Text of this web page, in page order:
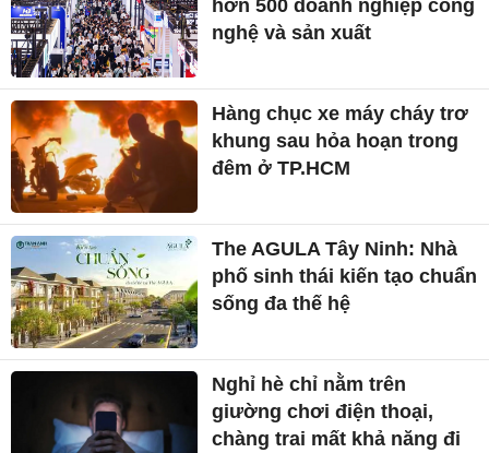
hơn 500 doanh nghiệp công
nghệ và sản xuất
Hàng chục xe máy cháy trơ
khung sau hỏa hoạn trong
đêm ở TP.HCM
The AGULA Tây Ninh: Nhà
phố sinh thái kiến tạo chuẩn
sống đa thế hệ
Nghỉ hè chỉ nằm trên
giường chơi điện thoại,
chàng trai mất khả năng đi